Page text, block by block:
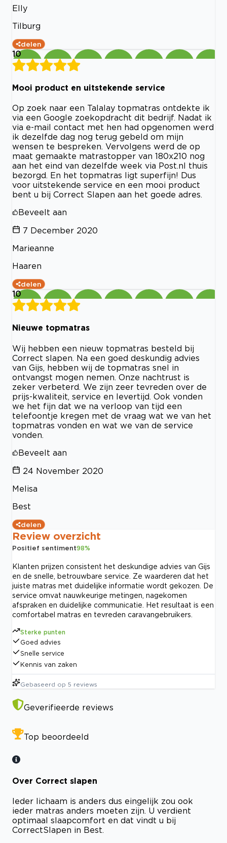
Elly
Tilburg
delen
10
Mooi product en uitstekende service
Op zoek naar een Talalay topmatras ontdekte ik
via een Google zoekopdracht dit bedrijf. Nadat ik
via e-mail contact met hen had opgenomen werd
ik dezelfde dag nog terug gebeld om mijn
wensen te bespreken. Vervolgens werd de op
maat gemaakte matrastopper van 180x210 nog
aan het eind van dezelfde week via Post.nl thuis
bezorgd. En het topmatras ligt superfijn! Dus
voor uitstekende service en een mooi product
bent u bij Correct Slapen aan het goede adres.
Beveelt aan
7 December 2020
Marieanne
Haaren
delen
10
Nieuwe topmatras
Wij hebben een nieuw topmatras besteld bij
Correct slapen. Na een goed deskundig advies
van Gijs, hebben wij de topmatras snel in
ontvangst mogen nemen. Onze nachtrust is
zeker verbeterd. We zijn zeer tevreden over de
prijs-kwaliteit, service en levertijd. Ook vonden
we het fijn dat we na verloop van tijd een
telefoontje kregen met de vraag wat we van het
topmatras vonden en wat we van de service
vonden.
Beveelt aan
24 November 2020
Melisa
Best
delen
Review overzicht
Positief sentiment98%
Klanten prijzen consistent het deskundige advies van Gijs
en de snelle, betrouwbare service. Ze waarderen dat het
juiste matras met duidelijke informatie wordt gekozen. De
service omvat nauwkeurige metingen, nagekomen
afspraken en duidelijke communicatie. Het resultaat is een
comfortabel matras en tevreden caravangebruikers.
Sterke punten
Goed advies
Snelle service
Kennis van zaken
Gebaseerd op 5 reviews
Geverifieerde reviews
Top beoordeeld
Over Correct slapen
Ieder lichaam is anders dus eingelijk zou ook
ieder matras anders moeten zijn. U verdient
optimaal slaapcomfort en dat vindt u bij
CorrectSlapen in Best.